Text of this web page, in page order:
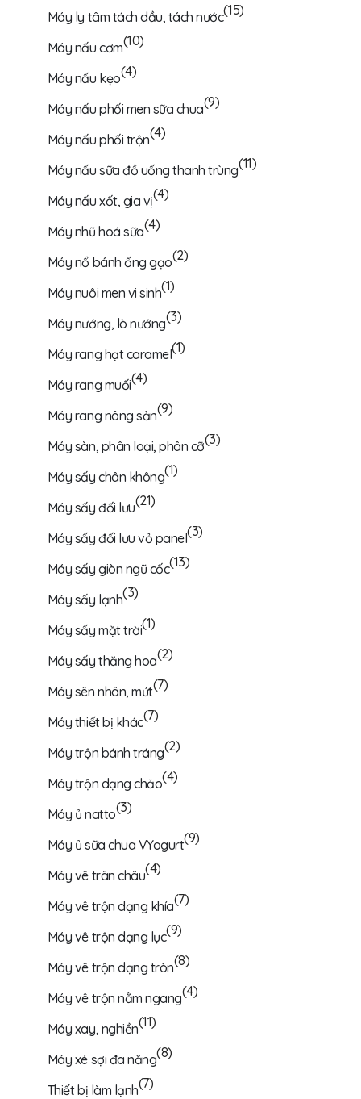
Máy ly tâm tách dầu, tách nước(15)
Máy nấu cơm(10)
Máy nấu kẹo(4)
Máy nấu phối men sữa chua(9)
Máy nấu phối trộn(4)
Máy nấu sữa đồ uống thanh trùng(11)
Máy nấu xốt, gia vị(4)
Máy nhũ hoá sữa(4)
Máy nổ bánh ống gạo(2)
Máy nuôi men vi sinh(1)
Máy nướng, lò nướng(3)
Máy rang hạt caramel(1)
Máy rang muối(4)
Máy rang nông sản(9)
Máy sàn, phân loại, phân cỡ(3)
Máy sấy chân không(1)
Máy sấy đối lưu(21)
Máy sấy đối lưu vỏ panel(3)
Máy sấy giòn ngũ cốc(13)
Máy sấy lạnh(3)
Máy sấy mặt trời(1)
Máy sấy thăng hoa(2)
Máy sên nhân, mứt(7)
Máy thiết bị khác(7)
Máy trộn bánh tráng(2)
Máy trộn dạng chảo(4)
Máy ủ natto(3)
Máy ủ sữa chua VYogurt(9)
Máy vê trân châu(4)
Máy vê trộn dạng khía(7)
Máy vê trộn dạng lục(9)
Máy vê trộn dạng tròn(8)
Máy vê trộn nằm ngang(4)
Máy xay, nghiền(11)
Máy xé sợi đa năng(8)
Thiết bị làm lạnh(7)